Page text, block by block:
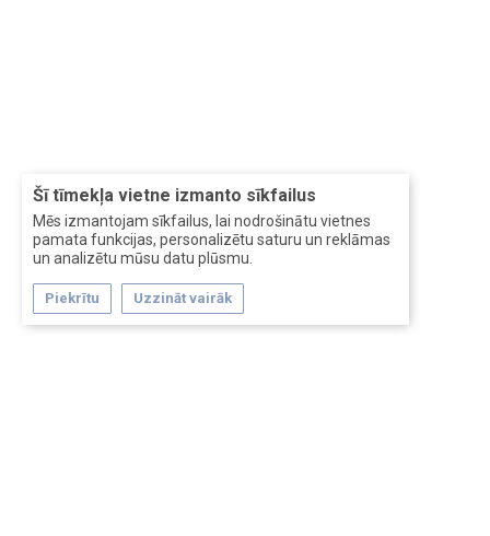
Šī tīmekļa vietne izmanto sīkfailus
Mēs izmantojam sīkfailus, lai nodrošinātu vietnes
pamata funkcijas, personalizētu saturu un reklāmas
un analizētu mūsu datu plūsmu.
Piekrītu Uzzināt vairāk